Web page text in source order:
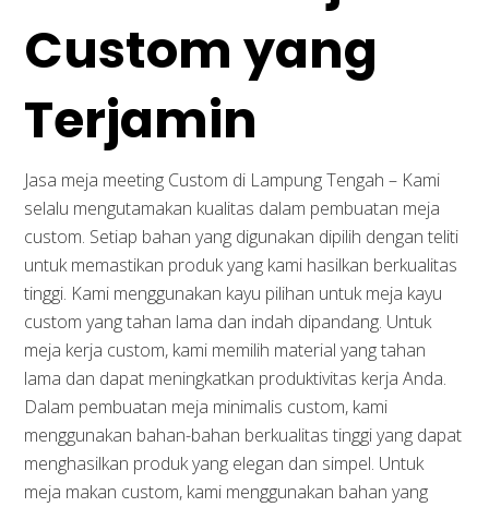
Custom yang
Terjamin
Jasa meja meeting Custom di Lampung Tengah – Kami
selalu mengutamakan kualitas dalam pembuatan meja
custom. Setiap bahan yang digunakan dipilih dengan teliti
untuk memastikan produk yang kami hasilkan berkualitas
tinggi. Kami menggunakan kayu pilihan untuk meja kayu
custom yang tahan lama dan indah dipandang. Untuk
meja kerja custom, kami memilih material yang tahan
lama dan dapat meningkatkan produktivitas kerja Anda.
Dalam pembuatan meja minimalis custom, kami
menggunakan bahan-bahan berkualitas tinggi yang dapat
menghasilkan produk yang elegan dan simpel. Untuk
meja makan custom, kami menggunakan bahan yang